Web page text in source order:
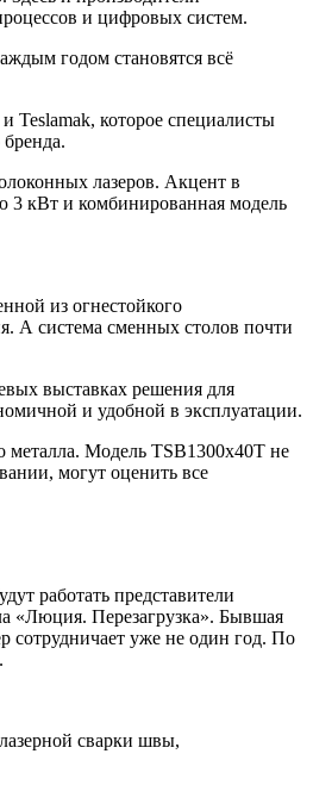
и цифровых систем.
годом становятся всё
Teslamak, которое специалисты
лазеров. Акцент в
3 кВт и комбинированная модель
из огнестойкого
А система сменных столов почти
выставках решения для
и удобной в эксплуатации.
металла. Модель TSB1300x40Т не
могут оценить все
работать представители
«Люция. Перезагрузка». Бывшая
сотрудничает уже не один год. По
сварки швы,